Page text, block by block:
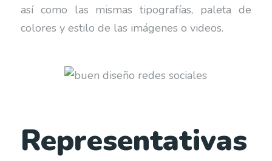
así como las mismas tipografías, paleta de
colores y estilo de las imágenes o videos.
Representativas